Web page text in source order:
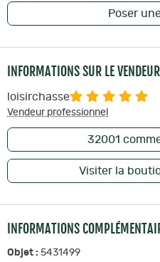
Poser
INFORMATIONS SUR LE VENDEUR
loisirchasse
Vendeur professionnel
32001
Visiter la
INFORMATIONS
Objet : 5431499